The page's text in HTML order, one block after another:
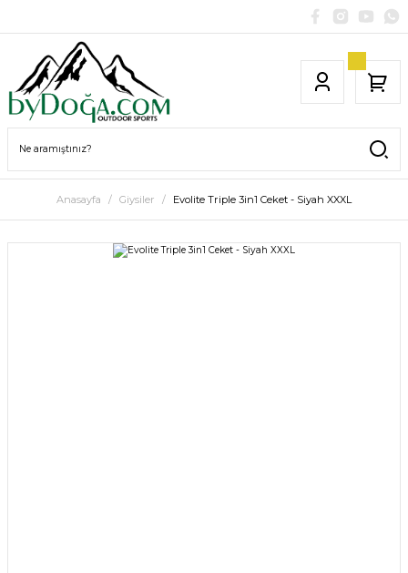
Anasayfa Giysiler Evolite Triple 3in1 Ceket - Siyah XXXL